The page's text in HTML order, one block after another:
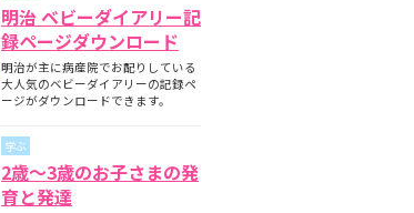
明治 ベビーダイアリー記
録ページダウンロード
明治が主に病産院でお配りしている
大人気のベビーダイアリーの記録ペ
ージがダウンロードできます。
学ぶ
2歳～3歳のお子さまの発
育と発達